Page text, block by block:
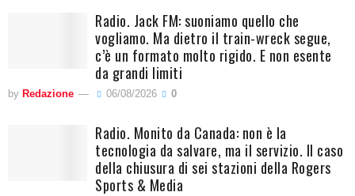
Radio. Jack FM: suoniamo quello che
vogliamo. Ma dietro il train-wreck segue,
c’è un formato molto rigido. E non esente
da grandi limiti
by Redazione 06/08/2026 0
Radio. Monito da Canada: non è la
tecnologia da salvare, ma il servizio. Il caso
della chiusura di sei stazioni della Rogers
Sports & Media